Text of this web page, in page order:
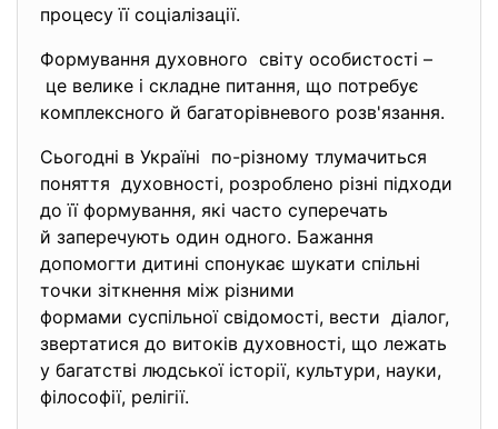
процесу її соціалізації.
Формування духовного світу особистості –
це велике і складне питання, що потребує
комплексного й багаторівневого розв'язання.
Сьогодні в Україні по-різному тлумачиться
поняття духовності, розроблено різні підходи
до її формування, які часто суперечать
й заперечують один одного. Бажання
допомогти дитині спонукає шукати спільні
точки зіткнення між різними
формами суспільної свідомості, вести діалог,
звертатися до витоків духовності, що лежать
у багатстві людської історії, культури, науки,
філософії, релігії.